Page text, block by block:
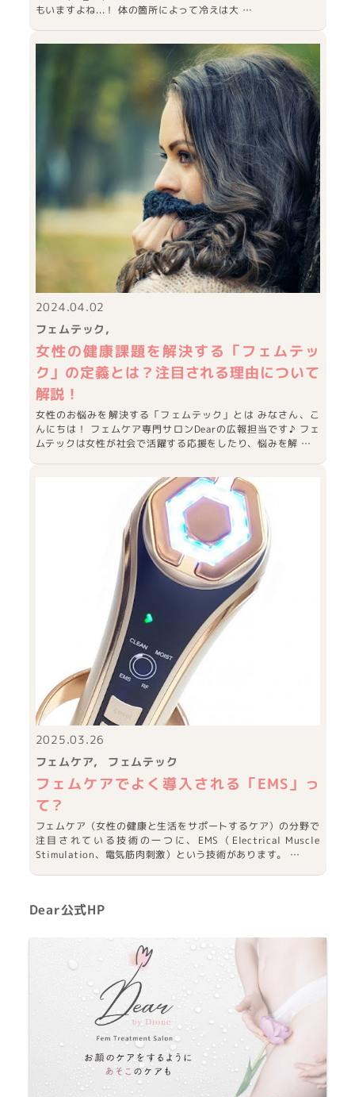
もいますよね...！ 体の箇所によって冷えは大 …
2024.04.02
フェムテック
女性の健康課題を解決する「フェムテッ
ク」の定義とは？注目される理由について
解説！
女性のお悩みを解決する「フェムテック」とは みなさん、こ
んにちは！ フェムケア専門サロンDearの広報担当です♪ フェ
ムテックは女性が社会で活躍する応援をしたり、悩みを解 …
2025.03.26
フェムケア
フェムテック
フェムケアでよく導入される「EMS」っ
て？
フェムケア（女性の健康と生活をサポートするケア）の分野で
注目されている技術の一つに、EMS（Electrical Muscle
Stimulation、電気筋肉刺激）という技術があります。 …
Dear公式HP